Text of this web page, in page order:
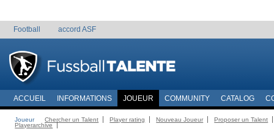
Football accord ASF
ACCUEIL INFORMATIONS JOUEUR COMMUNITY CATALOG
Joueur Chercher un Talent Player rating Nouveau Joueur
Proposer un Talent
Playerarchive